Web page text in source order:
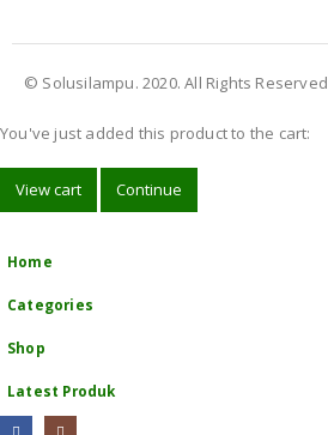
© Solusilampu. 2020. All Rights Reserved
You've just added this product to the cart:
View cart Continue
Home
Categories
Shop
Latest Produk